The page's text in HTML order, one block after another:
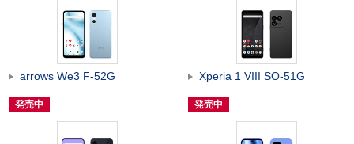
arrows We3 F-52G
発売中
Xperia 1 VIII SO-51G
発売中